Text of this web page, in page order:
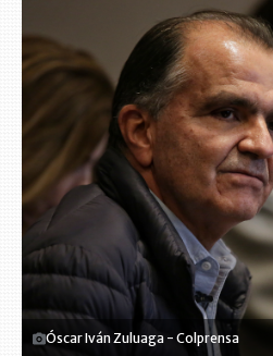
Óscar Iván Zuluaga - Colprensa